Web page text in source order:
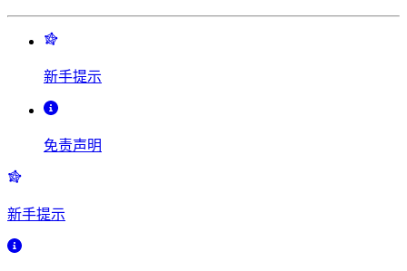
新手提示
免责声明
新手提示